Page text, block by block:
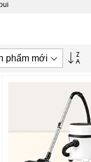
lập
tăng
dần